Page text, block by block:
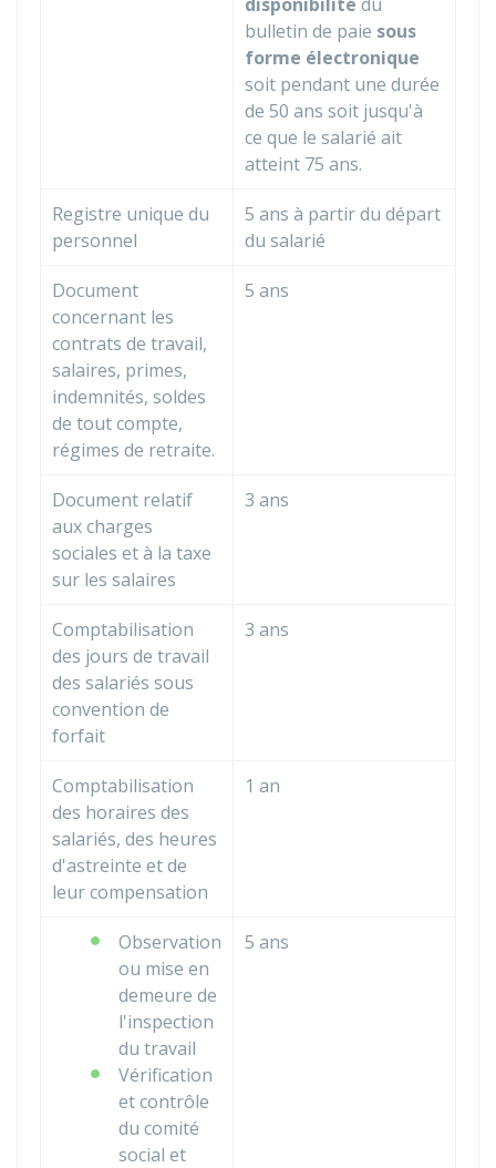
bulletin de paie sous
forme électronique
soit pendant une durée
de 50 ans soit jusqu'à
ce que le salarié ait
atteint 75 ans.
Registre unique du
personnel
5 ans à partir du départ
du salarié
Document
concernant les
contrats de travail,
salaires, primes,
indemnités, soldes
de tout compte,
régimes de retraite.
5 ans
Document relatif
aux charges
sociales et à la taxe
sur les salaires
3 ans
Comptabilisation
des jours de travail
des salariés sous
convention de
forfait
3 ans
Comptabilisation
des horaires des
salariés, des heures
d'astreinte et de
leur compensation
1 an
Observation
ou mise en
demeure de
l'inspection
du travail
Vérification
et contrôle
du comité
social et
5 ans